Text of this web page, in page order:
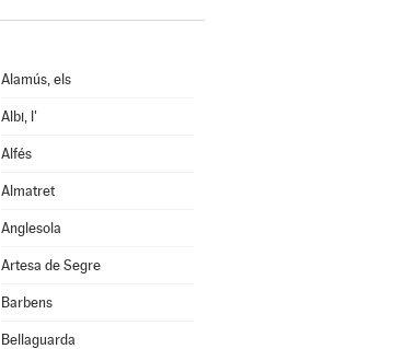
Alamús, els
Albi, l'
Alfés
Almatret
Anglesola
Artesa de Segre
Barbens
Bellaguarda